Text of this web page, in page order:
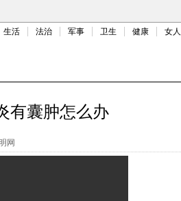
生活 法治 军事 卫生 健康 女人
有囊肿怎么办
网